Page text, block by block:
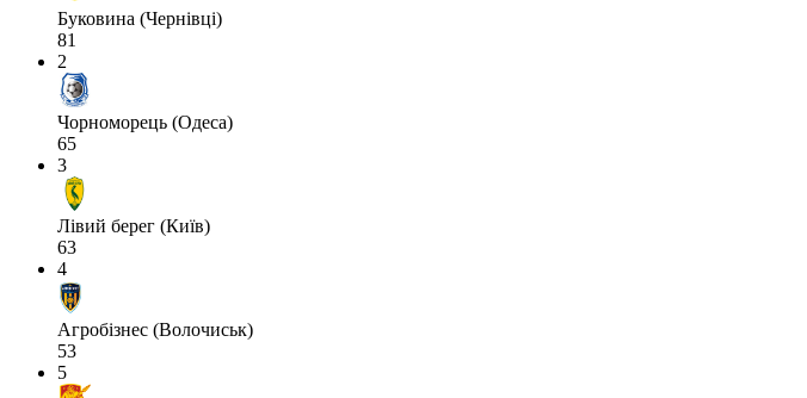
Буковина (Чернівці)
81
2
Чорноморець (Одеса)
65
3
Лівий берег (Київ)
63
4
Агробізнес (Волочиськ)
53
5